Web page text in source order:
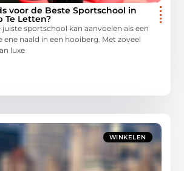
voor de Beste Sportschool in
Te Letten?
sportschool kan aanvoelen als een
ene naald in een hooiberg. Met zoveel
luxe
WINKELEN